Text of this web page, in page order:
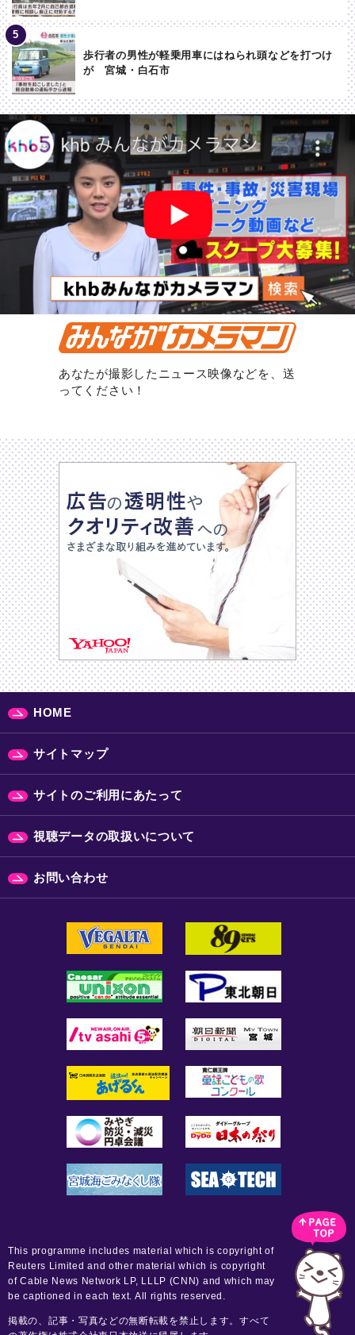
歩行者の男性が軽乗用車にはねられ頭などを打つけ
が 宮城・白石市
あなたが撮影したニュース映像などを、送
ってください！
HOME
サイトマップ
サイトのご利用にあたって
視聴データの取扱いについて
お問い合わせ
This programme includes material which is copyright of
Reuters Limited and other material which is copyright
of Cable News Network LP, LLLP (CNN) and which may
be captioned in each text. All rights reserved.
掲載の、記事・写真などの無断転載を禁止します。すべて